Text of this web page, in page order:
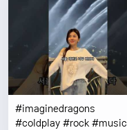
#imaginedragons
#coldplay #rock #music